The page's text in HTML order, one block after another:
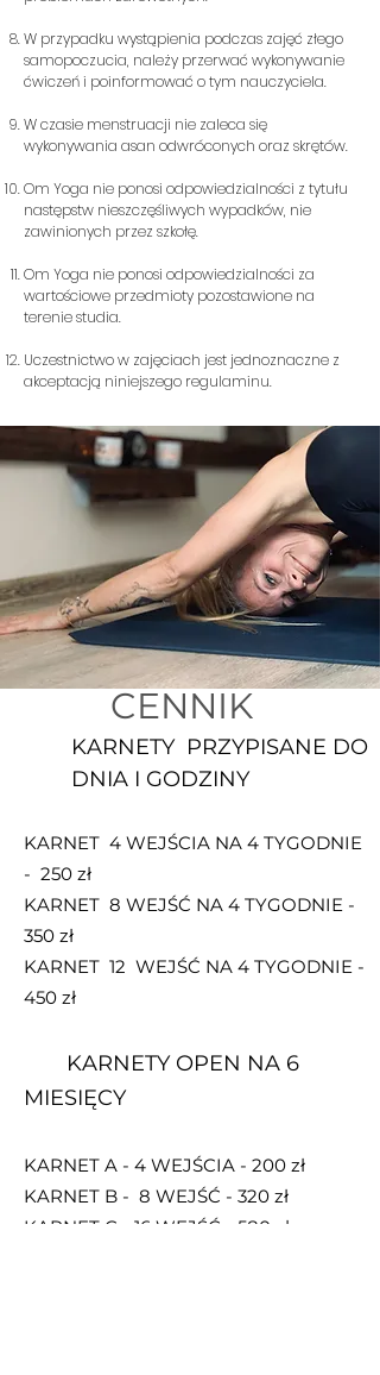
W przypadku wystąpienia podczas zajęć złego
samopoczucia, należy przerwać wykonywanie
ćwiczeń i poinformować o tym nauczyciela.
W czasie menstruacji nie zaleca się
wykonywania asan odwróconych oraz skrętów.
Om Yoga nie ponosi odpowiedzialności z tytułu
następstw nieszczęśliwych wypadków, nie
zawinionych przez szkołę.
Om Yoga nie ponosi odpowiedzialności za
wartościowe przedmioty pozostawione na
terenie studia.
Uczestnictwo w zajęciach jest jednoznaczne z
akceptacją niniejszego regulaminu.
CENNIK
KARNETY PRZYPISANE DO
DNIA I GODZINY
KARNET 4 WEJŚCIA NA 4 TYGODNIE
- 250 zł
KARNET 8 WEJŚĆ NA 4 TYGODNIE -
350 zł
KARNET 12 WEJŚĆ NA 4 TYGODNIE -
450 zł
KARNETY OPEN NA 6
MIESIĘCY
KARNET A - 4 WEJŚCIA - 200 zł
KARNET B - 8 WEJŚĆ - 320 zł
KARNET C - 16 WEJŚĆ - 580 zł